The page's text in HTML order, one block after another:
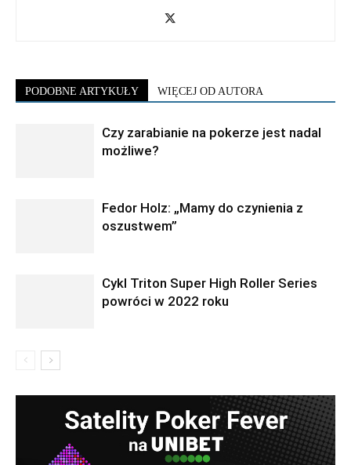
PODOBNE ARTYKUŁY WIĘCEJ OD AUTORA
Czy zarabianie na pokerze jest nadal
możliwe?
Fedor Holz: „Mamy do czynienia z
oszustwem”
Cykl Triton Super High Roller Series
powróci w 2022 roku